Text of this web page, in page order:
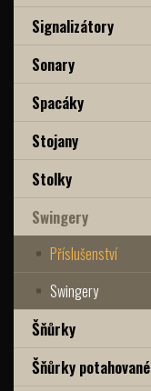
Signalizátory
Sonary
Spacáky
Stojany
Stolky
Swingery
Příslušenství
Swingery
Šňůrky
Šňůrky potahované